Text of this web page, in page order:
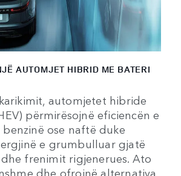
AUTOMJET HIBRID ME BATERI
automjetet hibride
përmirësojnë eficiencën e
ose naftë duke
e grumbulluar gjatë
frenimit rigjenerues. Ato
dhe ofrojnë alternativa